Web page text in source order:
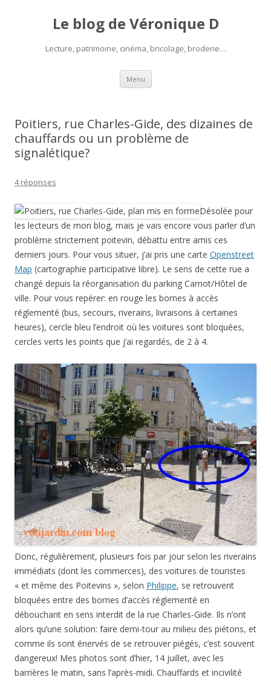
Le blog de Véronique D
Lecture, patrimoine, cinéma, bricolage, broderie…
Menu Aller
contenu
Poitiers, rue Charles-Gide, des dizaines de
chauffards ou un problème de
signalétique?
4 réponses
Désolée pour
les lecteurs de mon blog, mais je vais encore vous parler d’un
problème strictement poitevin, débattu entre amis ces
derniers jours. Pour vous situer, j’ai pris une carte Openstreet
Map (cartographie participative libre). Le sens de cette rue a
changé depuis la réorganisation du parking Carnot/Hôtel de
ville. Pour vous repérer: en rouge les bornes à accès
réglementé (bus, secours, riverains, livraisons à certaines
heures), cercle bleu l’endroit où les voitures sont bloquées,
cercles verts les points que j’ai regardés, de 2 à 4.
Donc, régulièrement, plusieurs fois par jour selon les riverains
immédiats (dont les commerces), des voitures de touristes
« et même des Poitevins », selon Philippe, se retrouvent
bloquées entre des bornes d’accès réglementé en
débouchant en sens interdit de la rue Charles-Gide. Ils n’ont
alors qu’une solution: faire demi-tour au milieu des piétons, et
comme ils sont énervés de se retrouver piégés, c’est souvent
dangereux! Mes photos sont d’hier, 14 juillet, avec les
barrières le matin, sans l’après-midi. Chauffards et incivilité